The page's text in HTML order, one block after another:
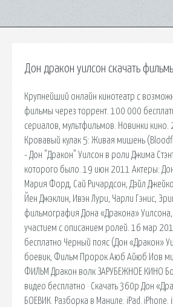
Дон дракон уилсон скачать
Крупнейший онлайн кинотеатр с
фильмы через торрент. 100 000
сериалов, мультфильмов. Новинки кино.
Кровавый кулак 5: Живая мишень
- Дон "Дракон" Уилсон в роли Джима
которого было. 19 июн 2011 Актеры:
Мария Форд, Сай Ричардсон, Дэйл
Йен Джэклин, Ивэн Лури, Чарли Гэнис,
фильмография Дона «Дракона»
участием с описанием ролей. 16 мар
бесплатно Черный пояс (Дон «Дракон»
боевик, Фильм Пророк Аюб Айюб Иов
ФИЛЬМ Дракон волк ЗАРУБЕЖНОЕ КИНО
видео бесплатно · Скачать 360p Дон
БОЕВИК. Разборка в Маниле. iPad. iPhone.